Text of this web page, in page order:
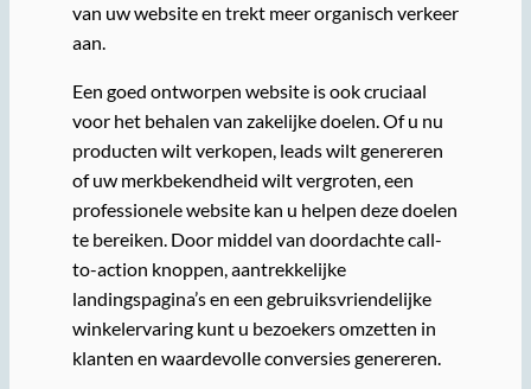
van uw website en trekt meer organisch verkeer
aan.
Een goed ontworpen website is ook cruciaal
voor het behalen van zakelijke doelen. Of u nu
producten wilt verkopen, leads wilt genereren
of uw merkbekendheid wilt vergroten, een
professionele website kan u helpen deze doelen
te bereiken. Door middel van doordachte call-
to-action knoppen, aantrekkelijke
landingspagina’s en een gebruiksvriendelijke
winkelervaring kunt u bezoekers omzetten in
klanten en waardevolle conversies genereren.